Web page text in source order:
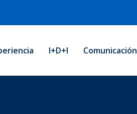
I+D+i Comunicación